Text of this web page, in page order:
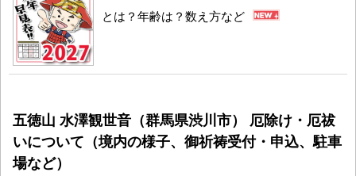
とは？年齢は？数え方など
五徳山 水澤観世音（群馬県渋川市） 厄除け・厄祓
いについて（境内の様子、御祈祷受付・申込、駐車
場など）